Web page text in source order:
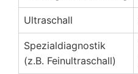
Ultraschall
Spezialdiagnostik
(z.B. Feinultraschall)